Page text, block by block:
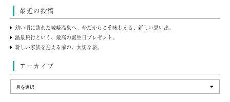
最近の投稿
幼い頃に訪れた城崎温泉へ。今だからこそ味わえる、新しい思い出。
温泉旅行という、最高の誕生日プレゼント。
新しい家族を迎える前の、大切な旅。
アーカイブ